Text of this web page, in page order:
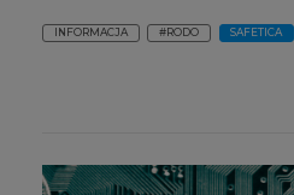
INFORMACJA #RODO SAFETICA